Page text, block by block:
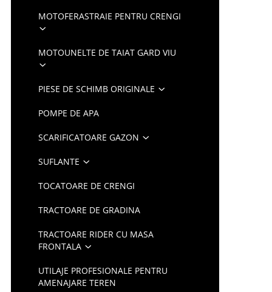
MOTOFERASTRAIE PENTRU CRENGI
MOTOUNELTE DE TAIAT GARD VIU
PIESE DE SCHIMB ORIGINALE
POMPE DE APA
SCARIFICATOARE GAZON
SUFLANTE
TOCATOARE DE CRENGI
TRACTOARE DE GRADINA
TRACTOARE RIDER CU MASA
FRONTALA
UTILAJE PROFESIONALE PENTRU
AMENAJARE TEREN